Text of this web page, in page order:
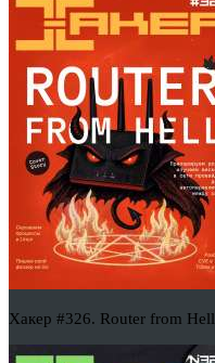
Хакер #326. Router from Hell